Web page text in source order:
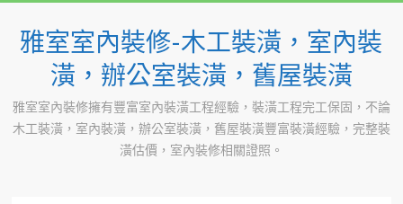
content
雅室室內裝修-木工裝潢，室內裝
潢，辦公室裝潢，舊屋裝潢
雅室室內裝修擁有豐富室內裝潢工程經驗，裝潢工程完工保固，不論
木工裝潢，室內裝潢，辦公室裝潢，舊屋裝潢豐富裝潢經驗，完整裝
潢估價，室內裝修相關證照。